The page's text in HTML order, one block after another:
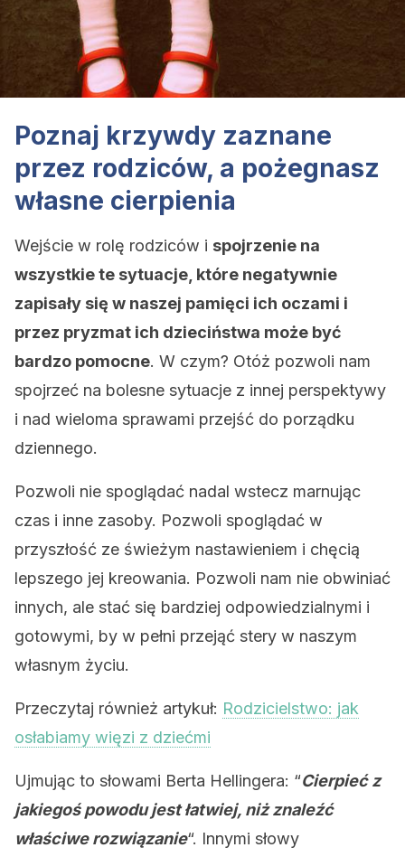
Poznaj krzywdy zaznane
przez rodziców, a pożegnasz
własne cierpienia
Wejście w rolę rodziców i spojrzenie na
wszystkie te sytuacje, które negatywnie
zapisały się w naszej pamięci ich oczami i
przez pryzmat ich dzieciństwa może być
bardzo pomocne. W czym? Otóż pozwoli nam
spojrzeć na bolesne sytuacje z innej perspektywy
i nad wieloma sprawami przejść do porządku
dziennego.
Pozwoli nie spoglądać nadal wstecz marnując
czas i inne zasoby. Pozwoli spoglądać w
przyszłość ze świeżym nastawieniem i chęcią
lepszego jej kreowania. Pozwoli nam nie obwiniać
innych, ale stać się bardziej odpowiedzialnymi i
gotowymi, by w pełni przejąć stery w naszym
własnym życiu.
Przeczytaj również artykuł: Rodzicielstwo: jak
osłabiamy więzi z dziećmi
Ujmując to słowami Berta Hellingera: “Cierpieć z
jakiegoś powodu jest łatwiej, niż znaleźć
właściwe rozwiązanie“. Innymi słowy